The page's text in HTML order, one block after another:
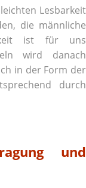
Lesbarkeit
die männliche
ist für uns
wird danach
in der Form der
durch
und